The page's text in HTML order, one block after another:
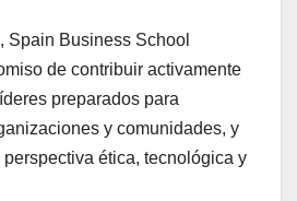
Spain Business School
de contribuir activamente
preparados para
y comunidades, y
perspectiva ética, tecnológica y